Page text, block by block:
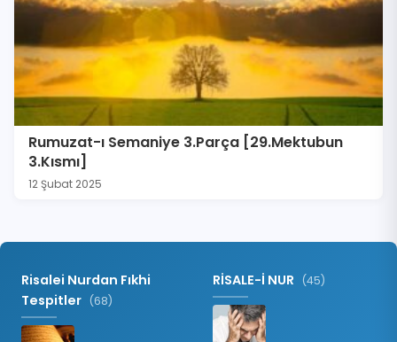
Rumuzat-ı Semaniye 3.Parça [29.Mektubun
3.Kısmı]
12 Şubat 2025
Risalei Nurdan Fıkhi
Tespitler (68)
RİSALE-İ NUR (45)